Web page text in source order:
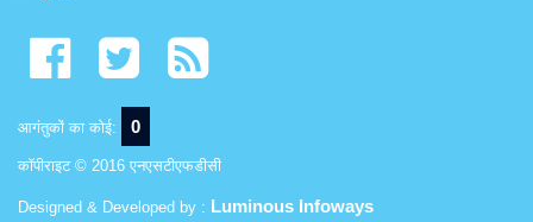
आगंतुकों का कोई: 0
कॉपीराइट © 2016 एनएसटीएफडीसी
Designed & Developed by : Luminous Infoways